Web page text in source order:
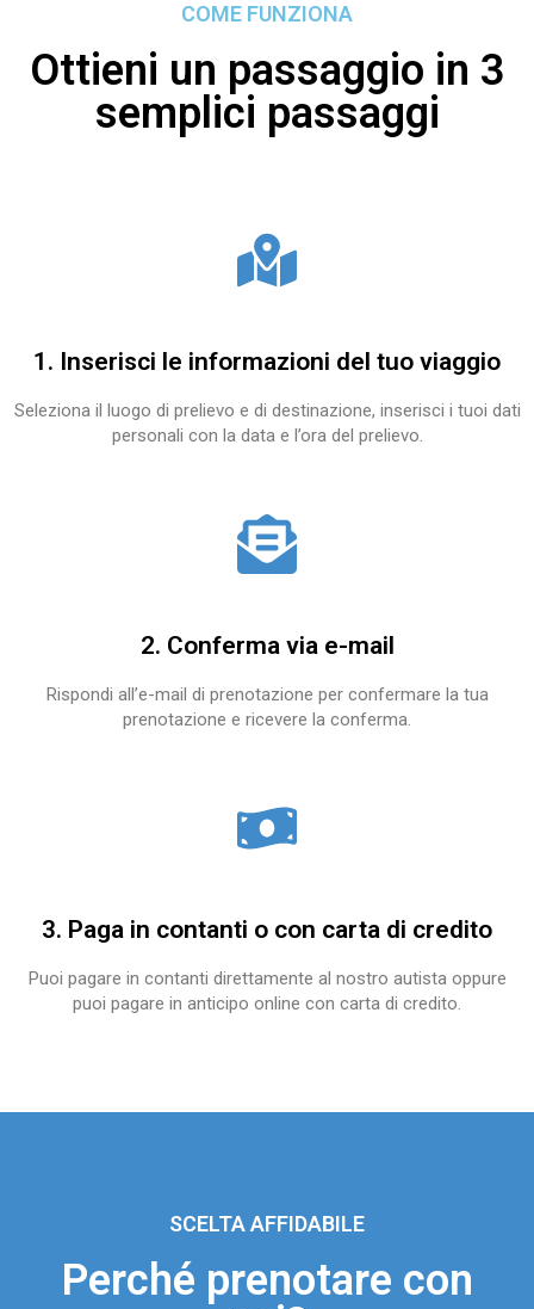
COME FUNZIONA
Ottieni un passaggio in 3
semplici passaggi
1. Inserisci le informazioni del tuo viaggio
Seleziona il luogo di prelievo e di destinazione, inserisci i tuoi dati
personali con la data e l’ora del prelievo.
2. Conferma via e-mail
Rispondi all’e-mail di prenotazione per confermare la tua
prenotazione e ricevere la conferma.
3. Paga in contanti o con carta di credito
Puoi pagare in contanti direttamente al nostro autista oppure
puoi pagare in anticipo online con carta di credito.
SCELTA AFFIDABILE
Perché prenotare con